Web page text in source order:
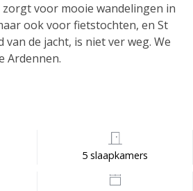
voor mooie wandelingen in
ook voor fietstochten, en St
de jacht, is niet ver weg. We
Ardennen.
5 slaapkamers